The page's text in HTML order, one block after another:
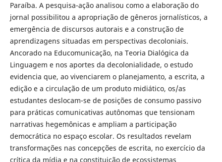
Paraíba. A pesquisa-ação analisou como a elaboração do
jornal possibilitou a apropriação de gêneros jornalísticos, a
emergência de discursos autorais e a construção de
aprendizagens situadas em perspectivas decoloniais.
Ancorado na Educomunicação, na Teoria Dialógica da
Linguagem e nos aportes da decolonialidade, o estudo
evidencia que, ao vivenciarem o planejamento, a escrita, a
edição e a circulação de um produto midiático, os/as
estudantes deslocam-se de posições de consumo passivo
para práticas comunicativas autônomas que tensionam
narrativas hegemônicas e ampliam a participação
democrática no espaço escolar. Os resultados revelam
transformações nas concepções de escrita, no exercício da
crítica da mídia e na constituição de ecossistemas